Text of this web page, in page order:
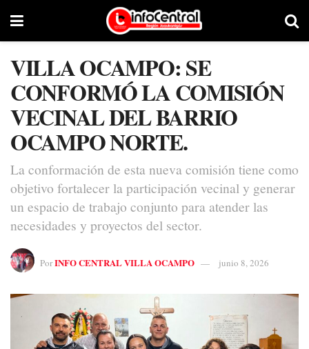
VILLA OCAMPO: SE
CONFORMÓ LA COMISIÓN
VECINAL DEL BARRIO
OCAMPO NORTE.
La conformación de esta nueva comisión tiene como
objetivo fortalecer la participación vecinal y generar
un espacio de trabajo conjunto para atender las
necesidades y proyectos del sector.
PorINFO CENTRAL VILLA OCAMPO junio 8, 2026